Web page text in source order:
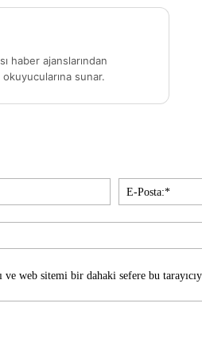
haber ajanslarından
sunar.
İsim:*
ve web sitemi bir dahaki sefere bu